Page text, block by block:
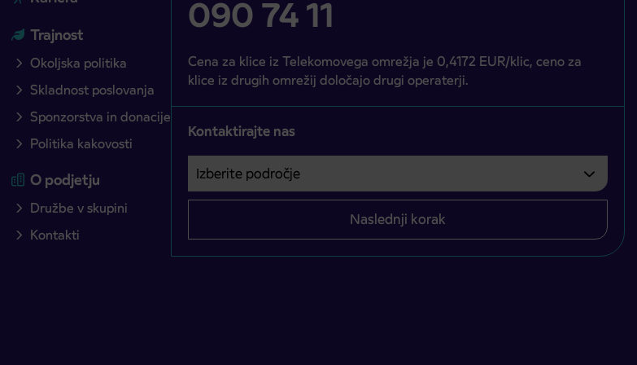
Trajnost
Okoljska politika
Skladnost poslovanja
Sponzorstva in donacije
Politika kakovosti
O podjetju
Družbe v skupini
Kontakti
090 74 11
Cena za klice iz Telekomovega omrežja je 0,4172 EUR/klic, ceno za
klice iz drugih omrežij določajo drugi operaterji.
Kontaktirajte nas
Izberite področje
Področje je obvezno izbrati.
Naslednji korak